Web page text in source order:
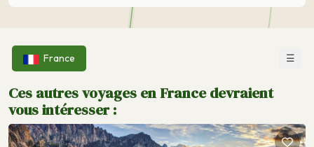
France ☰
Ces autres voyages en France devraient
vous intéresser :